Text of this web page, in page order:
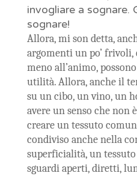
invogliare a sognare.
sognare!
Allora, mi son detta,
argomenti un po’ frivoli,
meno all’animo,
utilità. Allora, anche il
su un cibo, un vino, un
avere un senso che non
creare un tessuto
condiviso anche nella
superficialità, un
sguardi aperti, diretti,